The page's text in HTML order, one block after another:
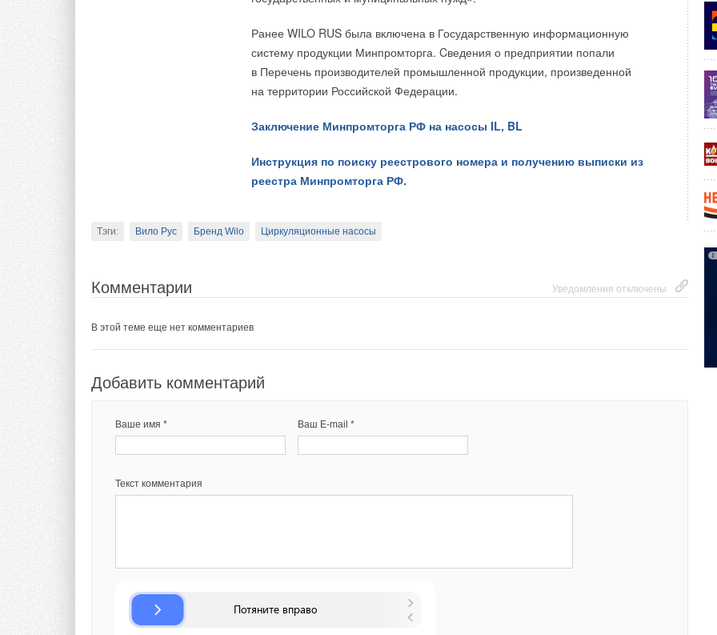
Ранее WILO RUS была включена в Государственную информационную
систему продукции Минпромторга. Cведения о предприятии попали
в Перечень производителей промышленной продукции, произведенной
на территории Российской Федерации.
Заключение Минпромторга РФ на насосы IL, BL
Инструкция по поиску реестрового номера и получению выписки из
реестра Минпромторга РФ.
Тэги: Вило Рус Бренд Wilo Циркуляционные насосы
Уведомления отключены
Комментарии
В этой теме еще нет комментариев
Добавить комментарий
Ваше имя * Ваш E-mail *
Текст комментария
Добавить комментарий
Ваш E-mail *